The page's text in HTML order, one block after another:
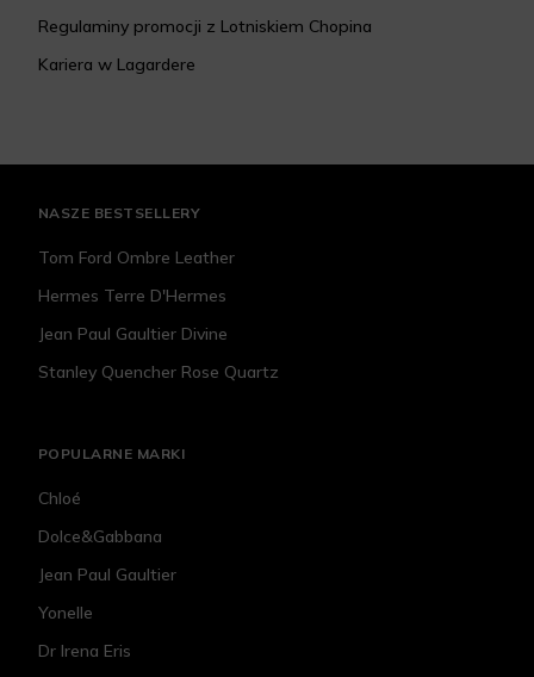
Regulaminy promocji z Lotniskiem Chopina
Kariera w Lagardere
NASZE BESTSELLERY
Tom Ford Ombre Leather
Hermes Terre D'Hermes
Jean Paul Gaultier Divine
Stanley Quencher Rose Quartz
POPULARNE MARKI
Chloé
Dolce&Gabbana
Jean Paul Gaultier
Yonelle
Dr Irena Eris